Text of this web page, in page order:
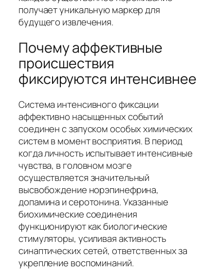
получает уникальную маркер для
будущего извлечения.
Почему аффективные
происшествия
фиксируются интенсивнее
Система интенсивного фиксации
аффективно насыщенных событий
соединен с запуском особых химических
систем в момент восприятия. В период
когда личность испытывает интенсивные
чувства, в головном мозге
осуществляется значительный
высвобождение норэпинефрина,
допамина и серотонина. Указанные
биохимические соединения
функционируют как биологические
стимуляторы, усиливая активность
синаптических сетей, ответственных за
укрепление воспоминаний.